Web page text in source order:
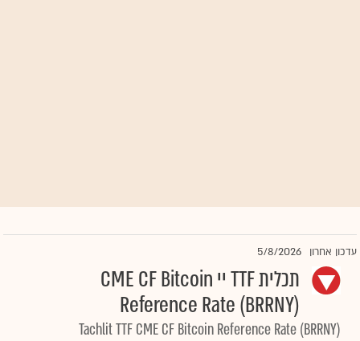
עדכון אחרון 5/8/2026
תכלית TTF יי CME CF Bitcoin
Reference Rate (BRRNY)
Tachlit TTF CME CF Bitcoin Reference Rate (BRRNY)